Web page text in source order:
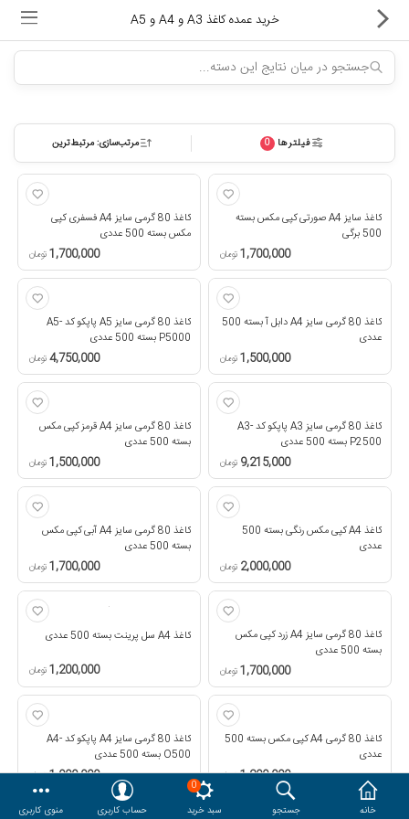
ماشین های اداری
لوازم التحریر
کارتریج و تونر
تجهیزات فروشگاهی و بانکی
دستگاه صحافی و پرس
هدایا و ست مدیریتی
وایت برد و تابلو اعلانات
مقایسه محصولات مورد علاقه
دسترسی کاربری حساب کاربری
خانه جستجو
0
سبد خرید
حساب کاربری منوی کاربری
خرید عمده کاغذ A3 و A4 و A5
فیلترها 0 مرتب‌سازی: مرتبط‌ترین
کاغذ سایز A4 صورتی کپی مکس بسته
500 برگی
1,700,000تومان
کاغذ 80 گرمی سایز A4 فسفری کپی
مکس بسته 500 عددی
1,700,000تومان
کاغذ 80 گرمی سایز A4 دابل آ بسته 500
عددی
1,500,000تومان
کاغذ 80 گرمی سایز A5 پاپکو کد A5-
P5000 بسته 500 عددی
4,750,000تومان
کاغذ 80 گرمی سایز A3 پاپکو کد A3-
P2500 بسته 500 عددی
9,215,000 تومان
کاغذ 80 گرمی سایز A4 قرمز کپی مکس
بسته 500 عددی
1,500,000تومان
کاغذ A4 کپی مکس رنگی بسته 500
عددی
2,000,000 تومان
کاغذ 80 گرمی سایز A4 آبی کپی مکس
بسته 500 عددی
1,700,000تومان
کاغذ 80 گرمی سایز A4 زرد کپی مکس
بسته 500 عددی
1,700,000تومان
کاغذ A4 سل پرینت بسته 500 عددی
1,200,000تومان
کاغذ 80 گرمی A4 کپی مکس بسته 500
عددی
1,200,000تومان
کاغذ 80 گرمی سایز A4 پاپکو کد A4-
O500 بسته 500 عددی
1,000,000تومان